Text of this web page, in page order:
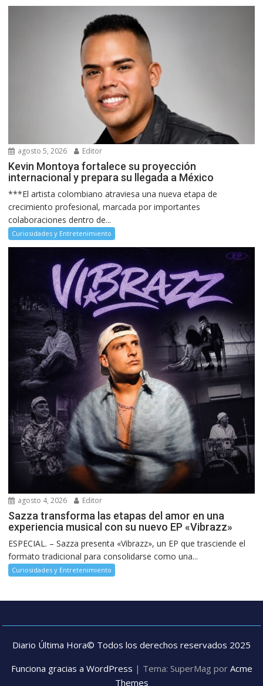
agosto 5, 2026 Editor
Kevin Montoya fortalece su proyección
internacional y prepara su llegada a México
***El artista colombiano atraviesa una nueva etapa de
crecimiento profesional, marcada por importantes
colaboraciones dentro de...
Curiosidades y Entretenimiento
agosto 4, 2026 Editor
Sazza transforma las etapas del amor en una
experiencia musical con su nuevo EP «Vibrazz»
ESPECIAL. – Sazza presenta «Vibrazz», un EP que trasciende el
formato tradicional para consolidarse como una...
Curiosidades y Entretenimiento
Diario Última Hora© Todos los derechos reservados 2025
Funciona gracias a WordPress | Tema: SuperMag por Acme
Themes